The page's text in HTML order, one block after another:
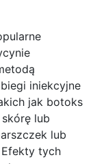
iniekcyjne
jak botoks
lub
lub
tych